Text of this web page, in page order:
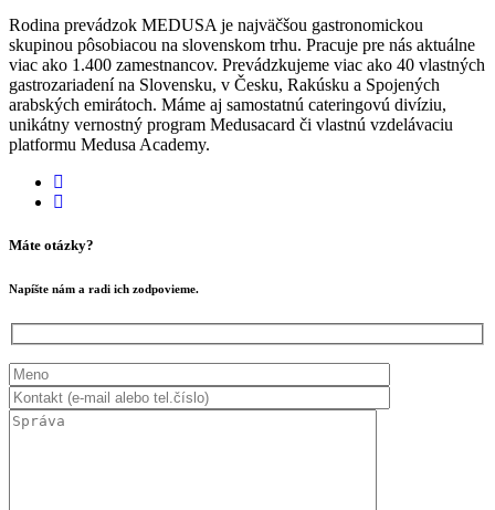
Rodina prevádzok MEDUSA je najväčšou gastronomickou
skupinou pôsobiacou na slovenskom trhu. Pracuje pre nás aktuálne
viac ako 1.400 zamestnancov. Prevádzkujeme viac ako 40 vlastných
gastrozariadení na Slovensku, v Česku, Rakúsku a Spojených
arabských emirátoch. Máme aj samostatnú cateringovú divíziu,
unikátny vernostný program Medusacard či vlastnú vzdelávaciu
platformu Medusa Academy.
Máte otázky?
Napíšte nám a radi ich zodpovieme.